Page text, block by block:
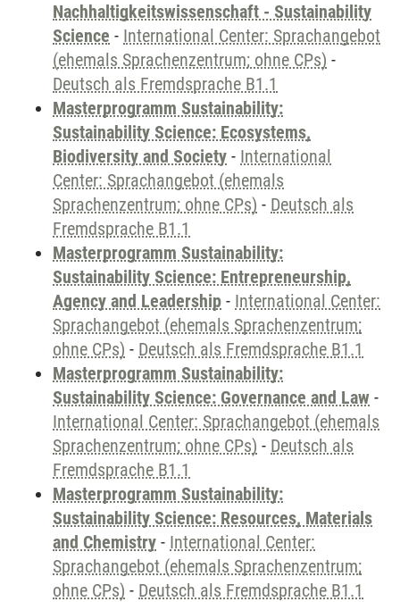
Nachhaltigkeitswissenschaft - Sustainability
Science - International Center: Sprachangebot
(ehemals Sprachenzentrum; ohne CPs) -
Deutsch als Fremdsprache B1.1
Masterprogramm Sustainability:
Sustainability Science: Ecosystems,
Biodiversity and Society - International
Center: Sprachangebot (ehemals
Sprachenzentrum; ohne CPs) - Deutsch als
Fremdsprache B1.1
Masterprogramm Sustainability:
Sustainability Science: Entrepreneurship,
Agency and Leadership - International Center:
Sprachangebot (ehemals Sprachenzentrum;
ohne CPs) - Deutsch als Fremdsprache B1.1
Masterprogramm Sustainability:
Sustainability Science: Governance and Law -
International Center: Sprachangebot (ehemals
Sprachenzentrum; ohne CPs) - Deutsch als
Fremdsprache B1.1
Masterprogramm Sustainability:
Sustainability Science: Resources, Materials
and Chemistry - International Center:
Sprachangebot (ehemals Sprachenzentrum;
ohne CPs) - Deutsch als Fremdsprache B1.1